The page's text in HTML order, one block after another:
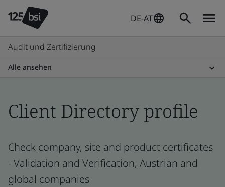
DE-AT
Audit und Zertifizierung
Alle ansehen
Client Directory profile
Check company, site and product certificates
- Validation and Verification, Austrian and
global companies